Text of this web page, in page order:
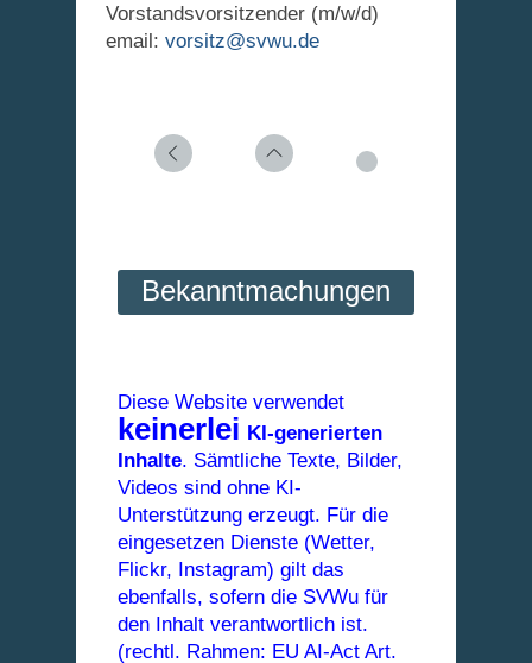
Vorstandsvorsitzender (m/w/d)
email: vorsitz@svwu.de
Bekanntmachungen
Diese Website verwendet
keinerlei KI-generierten
Inhalte. Sämtliche Texte, Bilder,
Videos sind ohne KI-
Unterstützung erzeugt. Für die
eingesetzen Dienste (Wetter,
Flickr, Instagram) gilt das
ebenfalls, sofern die SVWu für
den Inhalt verantwortlich ist.
(rechtl. Rahmen: EU AI-Act Art.